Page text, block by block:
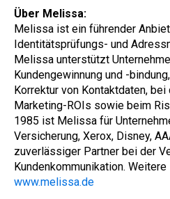
Über Melissa:
Melissa ist ein führender
Identitätsprüfungs- und
Melissa unterstützt
Kundengewinnung und -
Korrektur von Kontaktdaten,
Marketing-ROIs sowie beim
1985 ist Melissa für
Versicherung, Xerox, Disney,
zuverlässiger Partner bei der
Kundenkommunikation.
www.melissa.de